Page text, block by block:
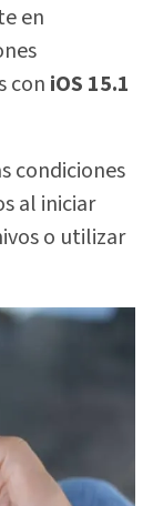
en
con iOS 15.1
condiciones
al iniciar
o utilizar